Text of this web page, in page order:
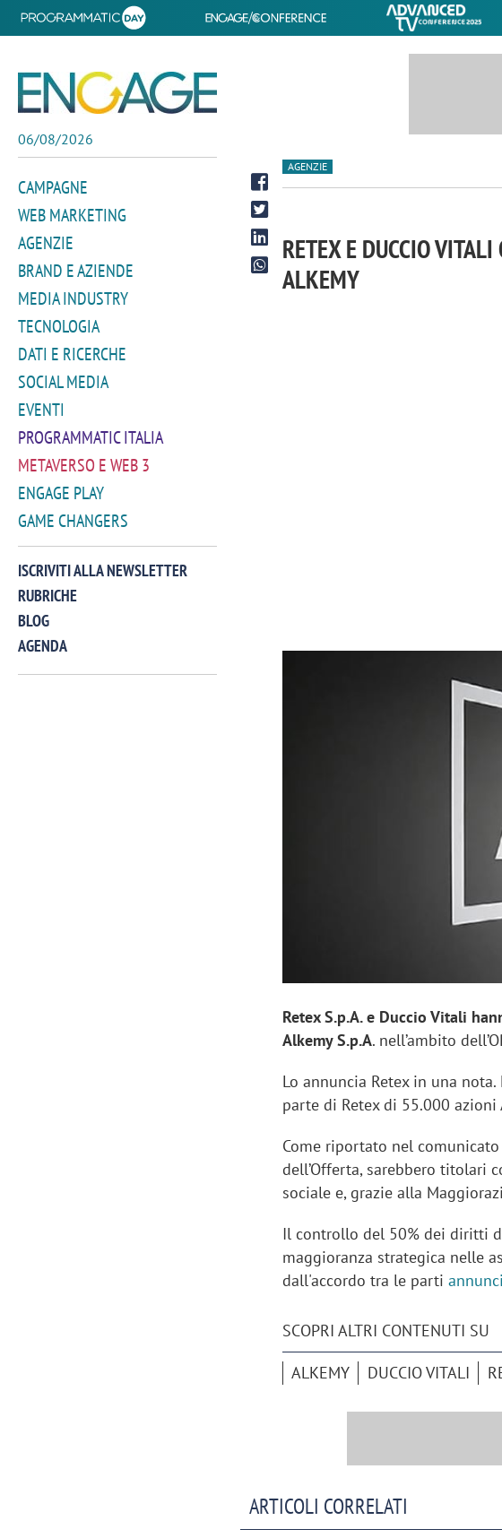
06/08/2026
CAMPAGNE
WEB MARKETING
AGENZIE
BRAND E AZIENDE
MEDIA INDUSTRY
TECNOLOGIA
DATI E RICERCHE
SOCIAL MEDIA
EVENTI
PROGRAMMATIC ITALIA
METAVERSO E WEB 3
ENGAGE PLAY
GAME CHANGERS
ISCRIVITI ALLA NEWSLETTER
RUBRICHE
BLOG
AGENDA
AGENZIE
RETEX E DUCCIO
ALKEMY
Retex S.p.A. e Duccio Vitali
Alkemy S.p.A. nell’ambito
Lo annuncia Retex in una
parte di Retex di 55.000
Come riportato nel
dell’Offerta, sarebbero titolari
sociale e, grazie alla
Il controllo del 50% dei diritti
maggioranza strategica nelle
dall'accordo tra le parti
SCOPRI ALTRI CONTENUTI SU
ALKEMY DUCCIO VITALI
ARTICOLI CORRELATI
Perez, Samsung Ads: